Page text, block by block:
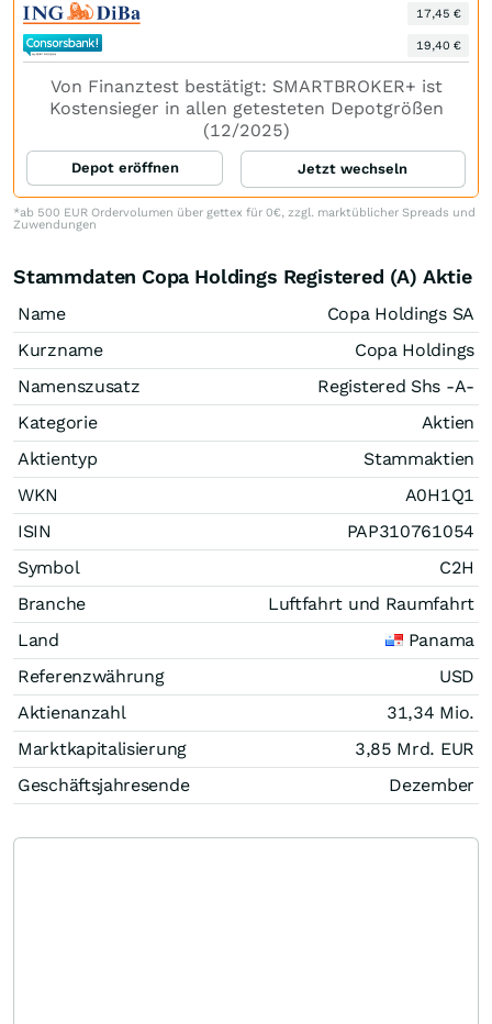
17,45 €
19,40 €
Von Finanztest bestätigt: SMARTBROKER+ ist
Kostensieger in allen getesteten Depotgrößen
(12/2025)
Depot eröffnen Jetzt wechseln
*ab 500 EUR Ordervolumen über gettex für 0€, zzgl. marktüblicher Spreads und
Zuwendungen
Stammdaten Copa Holdings Registered (A) Aktie
Name
Copa Holdings SA
Kurzname
Copa Holdings
Namenszusatz
Registered Shs -A-
Kategorie
Aktien
Aktientyp
Stammaktien
WKN
A0H1Q1
ISIN
PAP310761054
Symbol
C2H
Branche
Luftfahrt und Raumfahrt
Land
Panama
Referenzwährung
USD
Aktienanzahl
31,34 Mio.
Marktkapitalisierung
3,85 Mrd. EUR
Geschäftsjahresende
Dezember